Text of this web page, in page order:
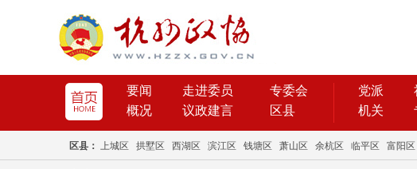
要闻 走进委员
专委会
概况
议政建言 区县
党派
机关
区县： 上城区 拱墅区 西湖区 滨江区 钱塘区 萧山区 余杭区 临平区 富阳区